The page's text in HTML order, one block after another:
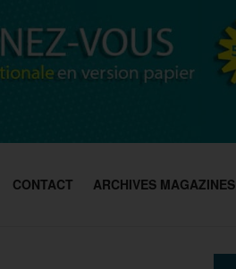
CONTACT ARCHIVES MAGAZINES